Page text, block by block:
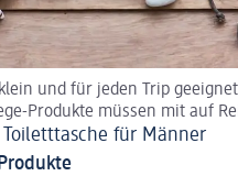
und für jeden Trip
Produkte müssen mit auf
Toiletttasche für Männer